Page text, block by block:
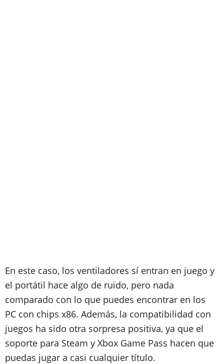
En este caso, los ventiladores sí entran en juego y
el portátil hace algo de ruido, pero nada
comparado con lo que puedes encontrar en los
PC con chips x86. Además, la compatibilidad con
juegos ha sido otra sorpresa positiva, ya que el
soporte para Steam y Xbox Game Pass hacen que
puedas jugar a casi cualquier título.